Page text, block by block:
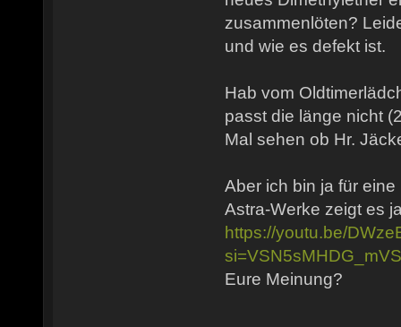
zusammenlöten?
und wie es defekt ist.
Hab vom
passt die länge nicht
Mal sehen ob Hr.
Aber ich bin ja für
Astra-Werke zeigt es
https://youtu.be/
Eure Meinung?